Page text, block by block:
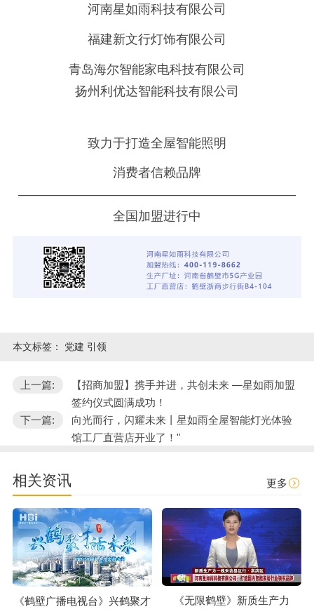
河南星如雨科技有限公司
福建新文行灯饰有限公司
青岛海尔智能家电科技有限公司
扬州利优达智能科技有限公司
致力于打造全屋智能照明
消费者信赖品牌
——————————————————————
全国加盟进行中
本文标签： 党建 引领
上一篇:
【招商加盟】携手并进，共创未来 —星如雨加盟
签约仪式圆满成功！
下一篇:
向光而行，闪耀未来丨星如雨全屋智能灯光体验
馆工厂直营店开业了！"
相关资讯 更多
《鹤壁广播电视台》兴鹤聚才 《无限鹤壁》新质生产力